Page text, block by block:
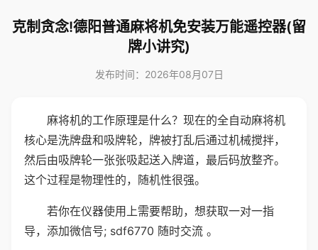
克制贪念!德阳普通麻将机免安装万能遥控器(留
牌小讲究)
发布时间：2026年08月07日
麻将机的工作原理是什么？现在的全自动麻将机
核心是洗牌盘和吸牌轮，牌被打乱后通过机械搅拌，
然后由吸牌轮一张张吸起送入牌道，最后码放整齐。
这个过程是物理性的，随机性很强。
若你在仪器使用上需要帮助，想获取一对一指
导，添加微信号; sdf6770 随时交流 。